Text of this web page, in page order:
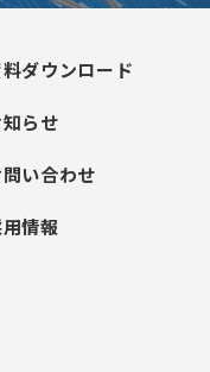
ダウンロード
らせ
い合わせ
情報